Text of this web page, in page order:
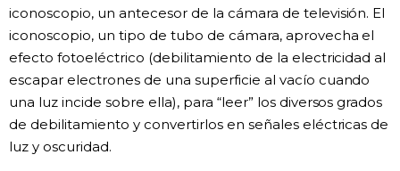
iconoscopio, un antecesor de la cámara de televisión. El
iconoscopio, un tipo de tubo de cámara, aprovecha el
efecto fotoeléctrico (debilitamiento de la electricidad al
escapar electrones de una superficie al vacío cuando
una luz incide sobre ella), para “leer” los diversos grados
de debilitamiento y convertirlos en señales eléctricas de
luz y oscuridad.